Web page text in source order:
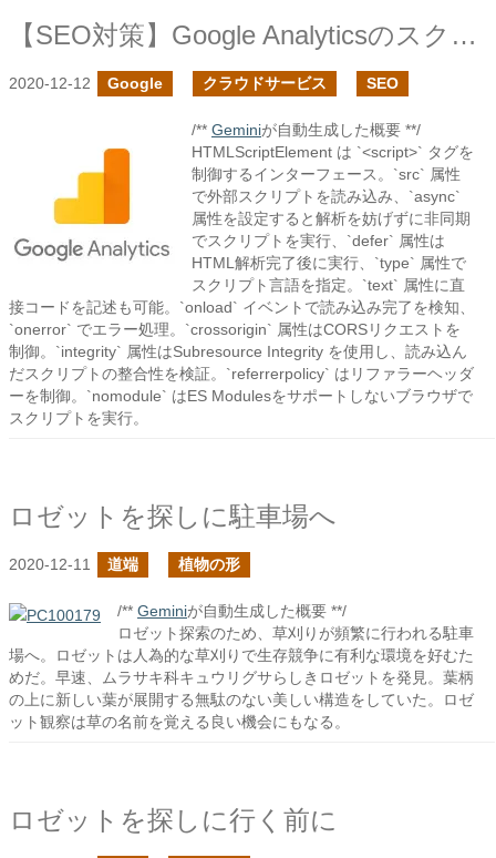
【SEO対策】Google Analyticsのスクリプトをページ読み込み直後にする
2020-12-12 Google クラウドサービス SEO
/** Geminiが自動生成した概要 **/
HTMLScriptElement は `<script>` タグを
制御するインターフェース。`src` 属性
で外部スクリプトを読み込み、`async`
属性を設定すると解析を妨げずに非同期
でスクリプトを実行、`defer` 属性は
HTML解析完了後に実行、`type` 属性で
スクリプト言語を指定。`text` 属性に直
接コードを記述も可能。`onload` イベントで読み込み完了を検知、
`onerror` でエラー処理。`crossorigin` 属性はCORSリクエストを
制御。`integrity` 属性はSubresource Integrity を使用し、読み込ん
だスクリプトの整合性を検証。`referrerpolicy` はリファラーヘッダ
ーを制御。`nomodule` はES Modulesをサポートしないブラウザで
スクリプトを実行。
ロゼットを探しに駐車場へ
2020-12-11 道端 植物の形
/** Geminiが自動生成した概要 **/
ロゼット探索のため、草刈りが頻繁に行われる駐車
場へ。ロゼットは人為的な草刈りで生存競争に有利な環境を好むた
めだ。早速、ムラサキ科キュウリグサらしきロゼットを発見。葉柄
の上に新しい葉が展開する無駄のない美しい構造をしていた。ロゼ
ット観察は草の名前を覚える良い機会にもなる。
ロゼットを探しに行く前に